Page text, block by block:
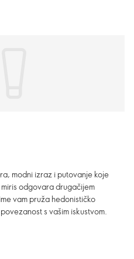
modni izraz i putovanje koje
odgovara drugačijem
vam pruža hedonističko
s vašim iskustvom.